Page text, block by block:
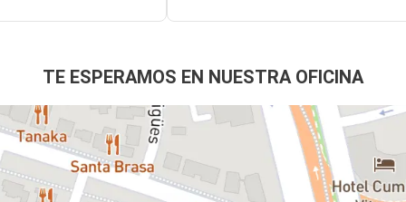
TE ESPERAMOS EN NUESTRA OFICINA